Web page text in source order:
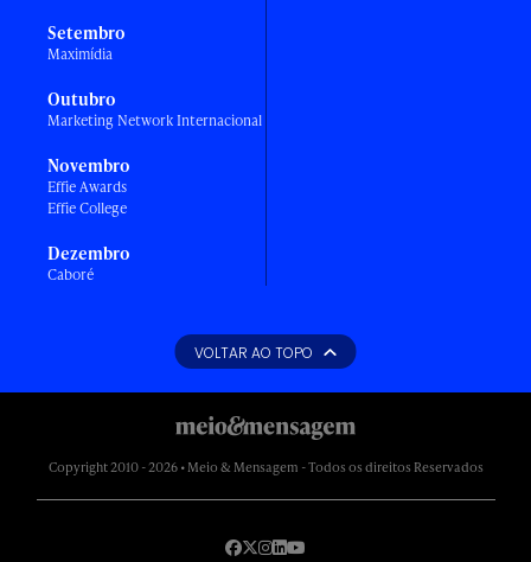
Setembro
Maximídia
Outubro
Marketing Network Internacional
Novembro
Effie Awards
Effie College
Dezembro
Caboré
VOLTAR AO TOPO
Copyright 2010 - 2026 • Meio & Mensagem - Todos os direitos Reservados